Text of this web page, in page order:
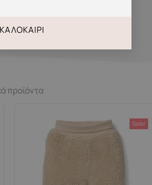
προϊόντα
Sale!